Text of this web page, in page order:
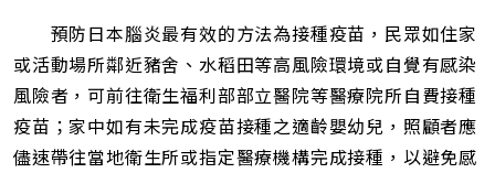
預防日本腦炎最有效的方法為接種疫苗，民眾如住家
或活動場所鄰近豬舍、水稻田等高風險環境或自覺有感染
風險者，可前往衛生福利部部立醫院等醫療院所自費接種
疫苗；家中如有未完成疫苗接種之適齡嬰幼兒，照顧者應
儘速帶往當地衛生所或指定醫療機構完成接種，以避免感